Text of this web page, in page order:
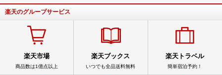
楽天のグループサービス
楽天市場
商品数は1億点以上
楽天ブックス
いつでも全品送料無料
楽天トラベル
簡単宿泊予約！